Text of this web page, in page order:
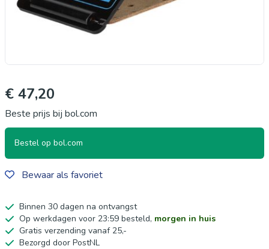
€ 47,20
Beste prijs bij bol.com
Bestel op bol.com
Bewaar als favoriet
Binnen 30 dagen na ontvangst
Op werkdagen voor 23:59 besteld, morgen in huis
Gratis verzending vanaf 25,-
Bezorgd door PostNL